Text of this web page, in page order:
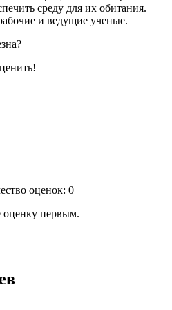
среду для их обитания.
и ведущие ученые.
оценок: 0
оценку первым.